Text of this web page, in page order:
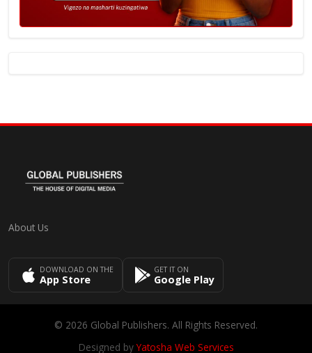
About Us
DOWNLOAD ON THE
App Store
GET IT ON
Google Play
© 2026 Global Publishers. All Rights Reserved.
Designed byYatosha Web Services